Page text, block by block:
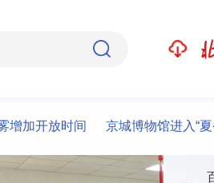
放时间 京城博物馆进入“夏令时”